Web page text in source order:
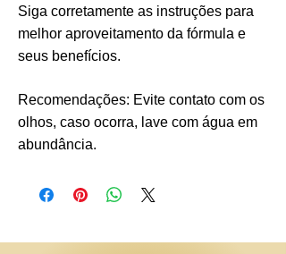
Siga corretamente as instruções para
melhor aproveitamento da fórmula e
seus benefícios.
Recomendações: Evite contato com os
olhos, caso ocorra, lave com água em
abundância.